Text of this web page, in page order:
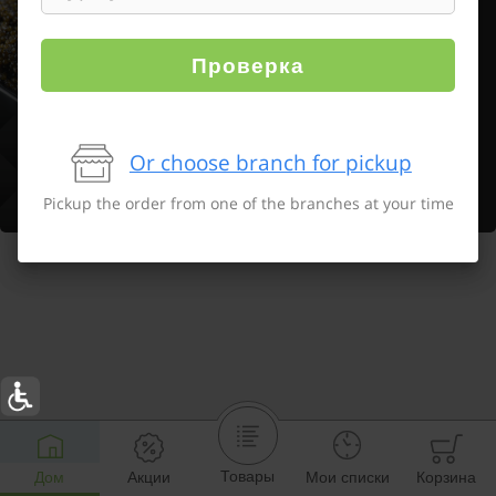
Дом Акции Товары Мои списки Корзина
Проверка
Or choose branch for pickup
Pickup the order from one of the branches at your time